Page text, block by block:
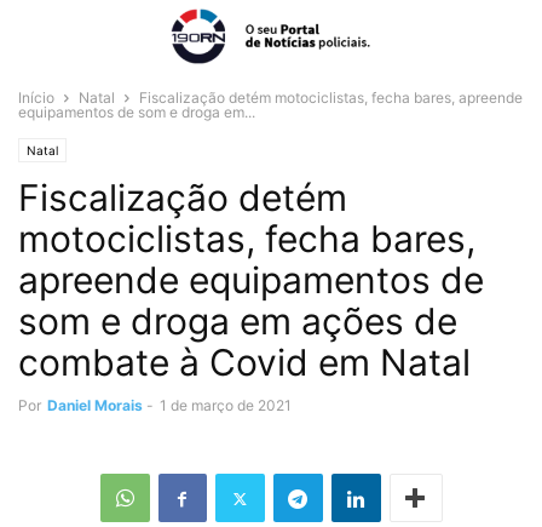
Início Natal
Fiscalização detém motociclistas, fecha bares, apreende
equipamentos de som e droga em...
Natal
Fiscalização detém
motociclistas, fecha bares,
apreende equipamentos de
som e droga em ações de
combate à Covid em Natal
Por Daniel Morais - 1 de março de 2021